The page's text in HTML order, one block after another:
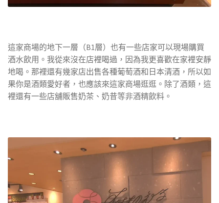
這家商場的地下一層（B1層）也有一些店家可以現場購買
酒水飲用。我從來沒在店裡喝過，因為我更喜歡在家裡安靜
地喝。那裡還有幾家店出售各種葡萄酒和日本清酒，所以如
果你是酒類愛好者，也應該來這家商場逛逛。除了酒類，這
裡還有一些店舖販售奶茶、奶昔等非酒精飲料。